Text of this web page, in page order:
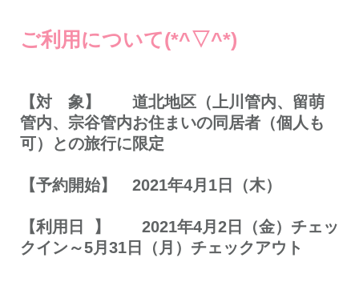
ご利用について(*^▽^*)
【対 象】 道北地区（上川管内、留萌
管内、宗谷管内お住まいの同居者（個人も
可）との旅行に限定
【予約開始】 2021年4月1日（木）
【利用日 】 2021年4月2日（金）チェッ
クイン～5月31日（月）チェックアウト